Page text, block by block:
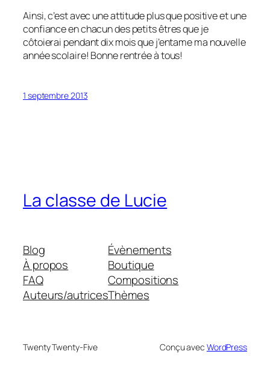
Ainsi, c’est avec une attitude plus que positive et une
confiance en chacun des petits êtres que je
côtoierai pendant dix mois que j’entame ma nouvelle
année scolaire! Bonne rentrée à tous!
1 septembre 2013
La classe de Lucie
Blog
À propos
FAQ
Auteurs/autrices
Évènements
Boutique
Compositions
Thèmes
Twenty Twenty-Five Conçu avec WordPress